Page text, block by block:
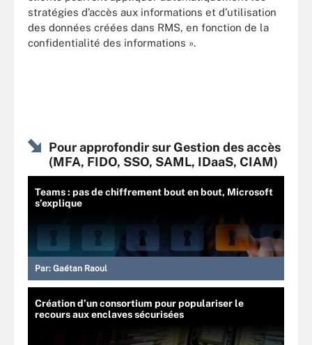
stratégies d’accès aux informations et d’utilisation
des données créées dans RMS, en fonction de la
confidentialité des informations ».
Pour approfondir sur Gestion des accès
(MFA, FIDO, SSO, SAML, IDaaS, CIAM)
Teams : pas de chiffrement bout en bout, Microsoft
s’explique
Par: Gaétan Raoul
Création d’un consortium pour populariser le
recours aux enclaves sécurisées